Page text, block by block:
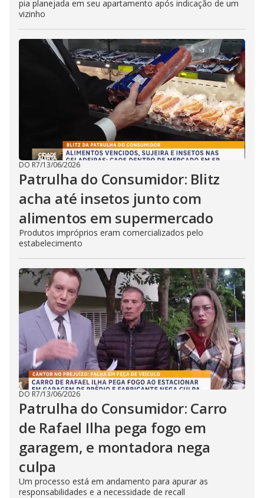
pia planejada em seu apartamento após indicação de um
vizinho
DO R7/13/06/2026
Patrulha do Consumidor: Blitz
acha até insetos junto com
alimentos em supermercado
Produtos impróprios eram comercializados pelo
estabelecimento
DO R7/13/06/2026
Patrulha do Consumidor: Carro
de Rafael Ilha pega fogo em
garagem, e montadora nega
culpa
Um processo está em andamento para apurar as
responsabilidades e a necessidade de recall